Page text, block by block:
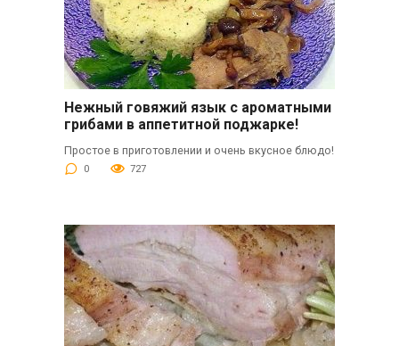
Нежный говяжий язык с ароматными
грибами в аппетитной поджарке!
Простое в приготовлении и очень вкусное блюдо!
0 727